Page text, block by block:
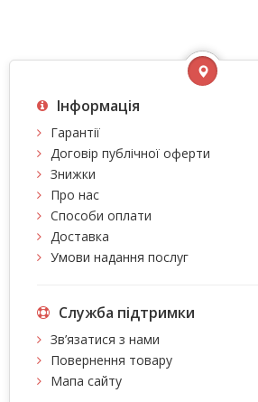
Інформація
Гарантії
Договір публічної оферти
Знижки
Про нас
Способи оплати
Доставка
Умови надання послуг
Служба підтримки
Зв’язатися з нами
Повернення товару
Мапа сайту